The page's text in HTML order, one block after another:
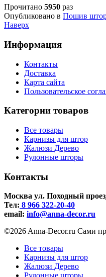
Прочитано 5950 раз
Опубликовано в Пошив
Наверх
Информация
Контакты
Доставка
Карта сайта
Пользовательское
Категории товаров
Все товары
Карнизы для штор
Жалюзи Дерево
Рулонные шторы
Контакты
Москва ул. Походный
Тел: 8 966 322-20-40
email: info@anna-deсor.ru
©2026 Anna-Decor.ru Сами
Все товары
Карнизы для штор
Жалюзи Дерево